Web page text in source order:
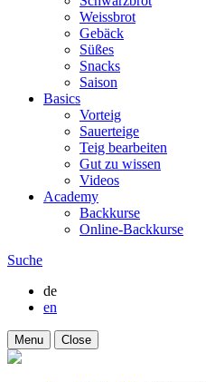
Weissbrot
Gebäck
Süßes
Snacks
Saison
Basics
Vorteig
Sauerteige
Teig bearbeiten
Gut zu wissen
Videos
Academy
Backkurse
Online-Backkurse
Suche
de
en
Menu Close